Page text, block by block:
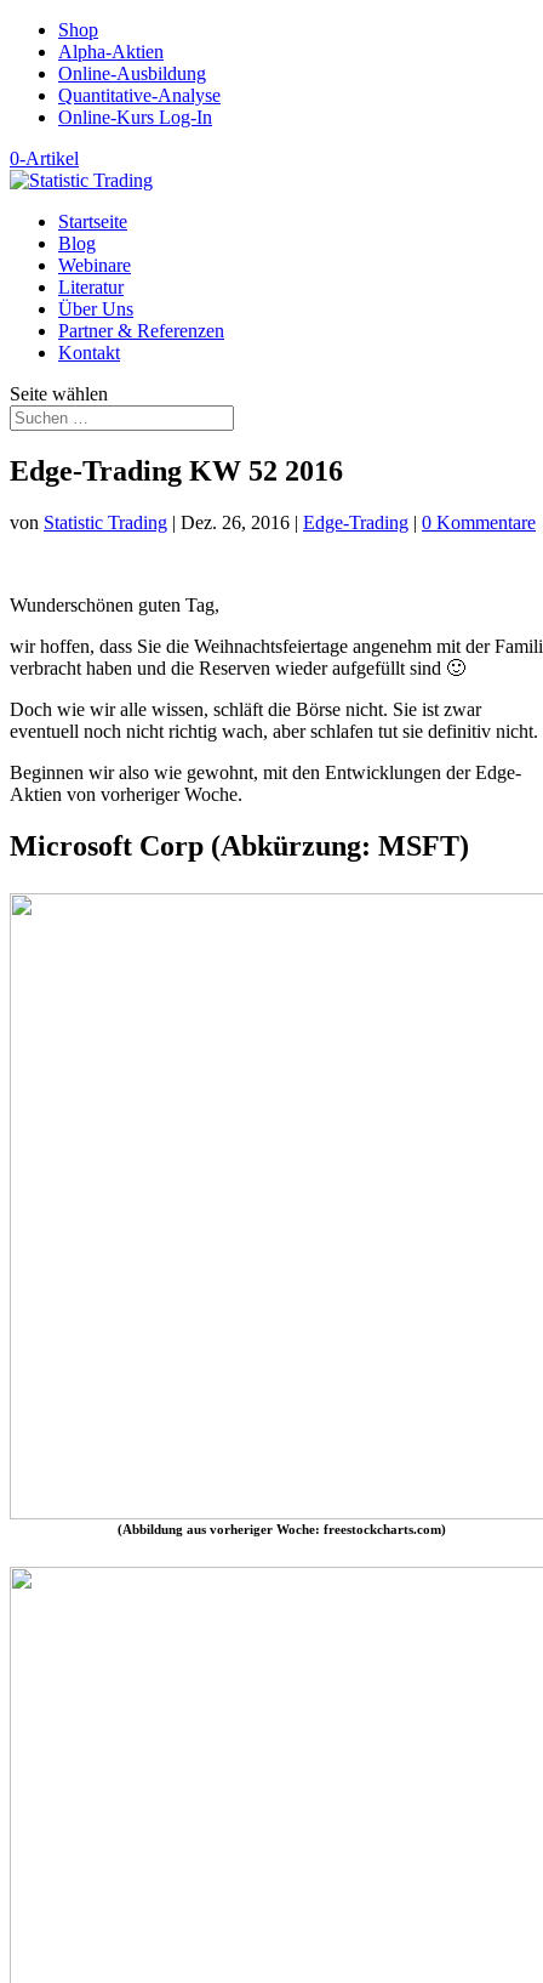
Shop
Alpha-Aktien
Online-Ausbildung
Quantitative-Analyse
Online-Kurs Log-In
0-Artikel
Startseite
Blog
Webinare
Literatur
Über Uns
Partner & Referenzen
Kontakt
Seite wählen
Edge-Trading KW 52 2016
von Statistic Trading | Dez. 26, 2016 | Edge-Trading | 0 Kommentare
Wunderschönen guten Tag,
wir hoffen, dass Sie die Weihnachtsfeiertage angenehm mit der
verbracht haben und die Reserven wieder aufgefüllt sind 🙂
Doch wie wir alle wissen, schläft die Börse nicht. Sie ist zwar
eventuell noch nicht richtig wach, aber schlafen tut sie definitiv nicht.
Beginnen wir also wie gewohnt, mit den Entwicklungen der Edge-
Aktien von vorheriger Woche.
Microsoft Corp (Abkürzung: MSFT)
(Abbildung aus vorheriger Woche: freestockcharts.com)